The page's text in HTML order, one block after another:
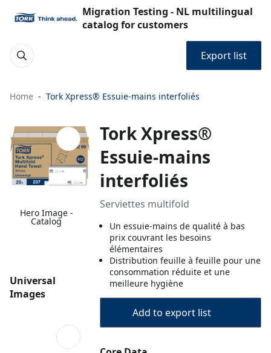
Migration Testing - NL multilingual
catalog for customers
Export list
Home Tork Xpress® Essuie-mains interfoliés
Hero Image -
Catalog
Universal
Images
Tork Xpress®
Essuie-mains
interfoliés
Serviettes multifold
Un essuie-mains de qualité à bas
prix couvrant les besoins
élémentaires
Distribution feuille à feuille pour une
consommation réduite et une
meilleure hygiène
Add to export list